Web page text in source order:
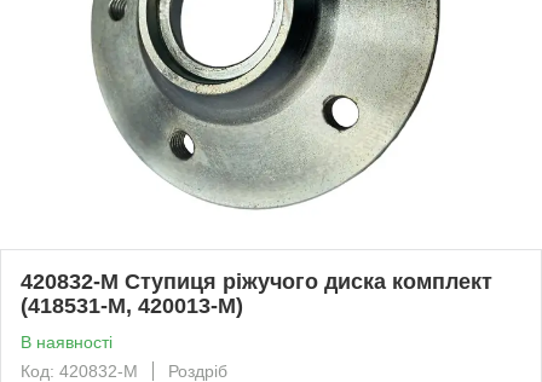
420832-M Ступиця ріжучого диска комплект
(418531-M, 420013-M)
В наявності
Код: 420832-M
Роздріб